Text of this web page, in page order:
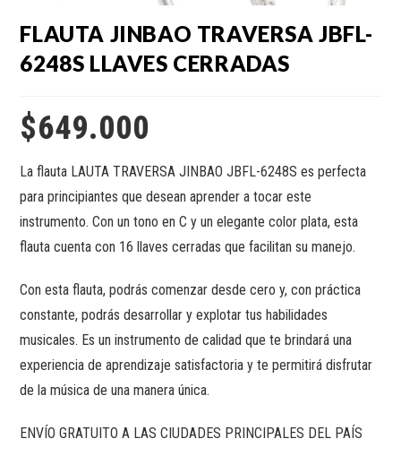
FLAUTA JINBAO TRAVERSA JBFL-
6248S LLAVES CERRADAS
$649.000
La flauta LAUTA TRAVERSA JINBAO JBFL-6248S es perfecta
para principiantes que desean aprender a tocar este
instrumento. Con un tono en C y un elegante color plata, esta
flauta cuenta con 16 llaves cerradas que facilitan su manejo.
Con esta flauta, podrás comenzar desde cero y, con práctica
constante, podrás desarrollar y explotar tus habilidades
musicales. Es un instrumento de calidad que te brindará una
experiencia de aprendizaje satisfactoria y te permitirá disfrutar
de la música de una manera única.
ENVÍO GRATUITO A LAS CIUDADES PRINCIPALES DEL PAÍS